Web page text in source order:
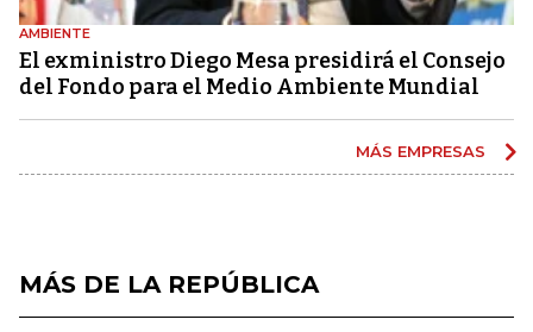
AMBIENTE
El exministro Diego Mesa presidirá el Consejo
del Fondo para el Medio Ambiente Mundial
MÁS EMPRESAS
MÁS DE LA REPÚBLICA